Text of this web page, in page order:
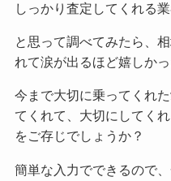
しっかり査定してくれる
と思って調べてみたら、
れて涙が出るほど嬉しか
今まで大切に乗ってくれ
てくれて、大切にしてく
をご存じでしょうか？
簡単な入力でできるので